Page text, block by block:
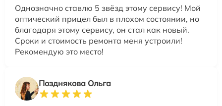
Однозначно ставлю 5 звёзд этому сервису! Мой
оптический прицел был в плохом состоянии, но
благодаря этому сервису, он стал как новый.
Сроки и стоимость ремонта меня устроили!
Рекомендую это место!
Позднякова Ольга